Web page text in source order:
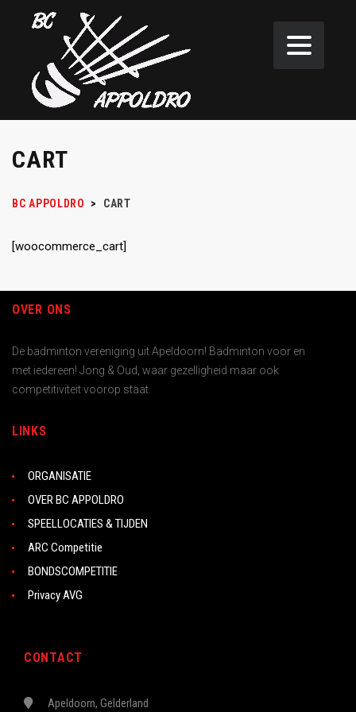
CART
BC APPOLDRO > CART
[woocommerce_cart]
OVER ONS
De badminton vereniging uit Apeldoorn! Badminton voor en
met iedereen! Jong & Oud, waar gezelligheid maar ook
competitiviteit voorop staat.
LINKS
ORGANISATIE
OVER BC APPOLDRO
SPEELLOCATIES & TIJDEN
ARC Competitie
BONDSCOMPETITIE
Privacy AVG
CONTACT
Apeldoorn, Gelderland